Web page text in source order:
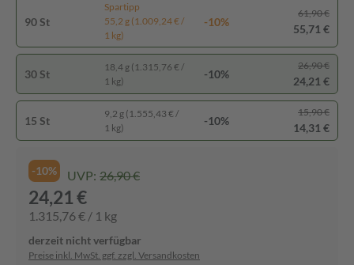
90 St
Spartipp
55,2 g (1.009,24 € /
1 kg)
-10%
61,90 €
55,71 €
30 St
18,4 g (1.315,76 € /
1 kg)
-10%
26,90 €
24,21 €
15 St
9,2 g (1.555,43 € /
1 kg)
-10%
15,90 €
14,31 €
-10% UVP: 26,90 €
24,21 €
1.315,76 € / 1 kg
derzeit nicht verfügbar
Preise inkl. MwSt. ggf. zzgl. Versandkosten